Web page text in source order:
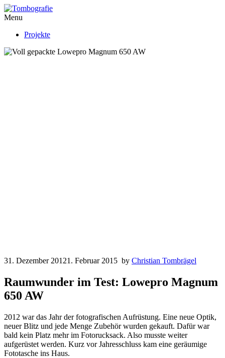
Menu
Projekte
31. Dezember 20121. Februar 2015 by Christian Tombrägel
Raumwunder im Test: Lowepro Magnum
650 AW
2012 war das Jahr der fotografischen Aufrüstung. Eine neue Optik,
neuer Blitz und jede Menge Zubehör wurden gekauft. Dafür war
bald kein Platz mehr im Fotorucksack. Also musste weiter
aufgerüstet werden. Kurz vor Jahresschluss kam eine geräumige
Fototasche ins Haus.